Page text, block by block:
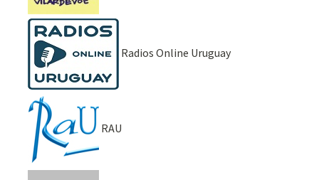
Radios Online Uruguay
RAU